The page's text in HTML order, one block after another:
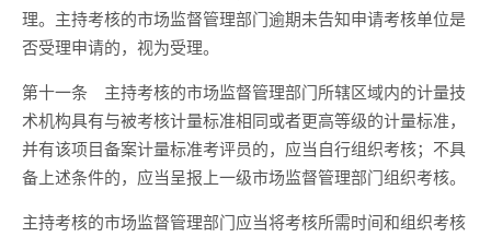
理。主持考核的市场监督管理部门逾期未告知申请考核单位是
否受理申请的，视为受理。
第十一条 主持考核的市场监督管理部门所辖区域内的计量技
术机构具有与被考核计量标准相同或者更高等级的计量标准，
并有该项目备案计量标准考评员的，应当自行组织考核；不具
备上述条件的，应当呈报上一级市场监督管理部门组织考核。
主持考核的市场监督管理部门应当将考核所需时间和组织考核